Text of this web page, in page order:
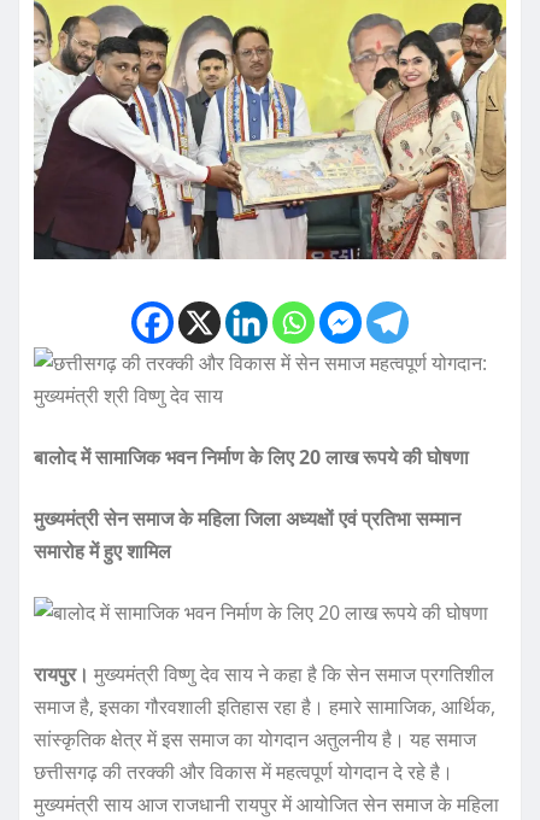
बालोद में सामाजिक भवन निर्माण के लिए 20 लाख रूपये की घोषणा
मुख्यमंत्री सेन समाज के महिला जिला अध्यक्षों एवं प्रतिभा सम्मान
समारोह में हुए शामिल
रायपुर। मुख्यमंत्री विष्णु देव साय ने कहा है कि सेन समाज प्रगतिशील
समाज है, इसका गौरवशाली इतिहास रहा है। हमारे सामाजिक, आर्थिक,
सांस्कृतिक क्षेत्र में इस समाज का योगदान अतुलनीय है। यह समाज
छत्तीसगढ़ की तरक्की और विकास में महत्वपूर्ण योगदान दे रहे है।
मुख्यमंत्री साय आज राजधानी रायपुर में आयोजित सेन समाज के महिला